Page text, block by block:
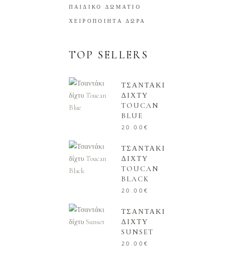
ΠΑΙΔΙΚΟ ΔΩΜΑΤΙΟ
ΧΕΙΡΟΠΟΙΗΤΑ ΔΩΡΑ
TOP SELLERS
ΤΣΑΝΤΑΚΙ
ΔΙΧΤΥ
TOUCAN
BLUE
20.00 €
ΤΣΑΝΤΑΚΙ
ΔΙΧΤΥ
TOUCAN
BLACK
20.00 €
ΤΣΑΝΤΑΚΙ
ΔΙΧΤΥ
SUNSET
20.00 €